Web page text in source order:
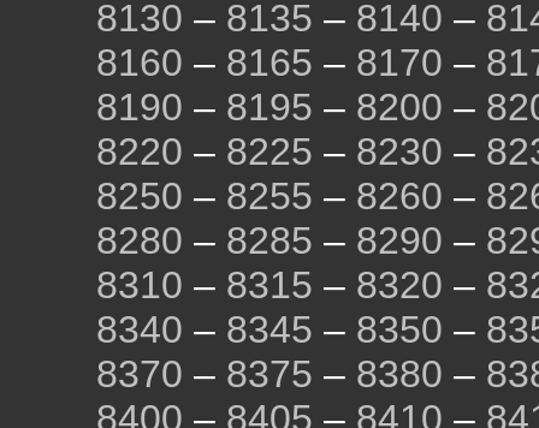
8130 – 8135 – 8140 –
8160 – 8165 – 8170 –
8190 – 8195 – 8200 –
8220 – 8225 – 8230 –
8250 – 8255 – 8260 –
8280 – 8285 – 8290 –
8310 – 8315 – 8320 –
8340 – 8345 – 8350 –
8370 – 8375 – 8380 –
8400 – 8405 – 8410 –